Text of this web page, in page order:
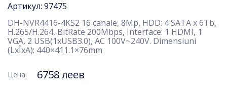
Артикул: 97475
DH-NVR4416-4KS2 16 canale, 8Mp, HDD: 4 SATA x 6Tb,
H.265/H.264, BitRate 200Mbps, Interface: 1 HDMI, 1
VGA, 2 USB(1xUSB3.0), AC 100V~240V. Dimensiuni
(LxÎxA): 440×411.1×76mm
Цена: 6758 леев